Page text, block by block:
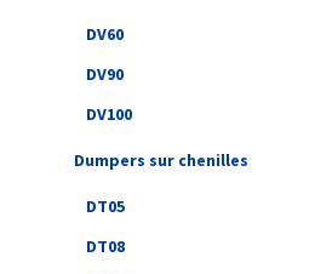
DV60
DV90
DV100
Dumpers sur chenilles
DT05
DT08